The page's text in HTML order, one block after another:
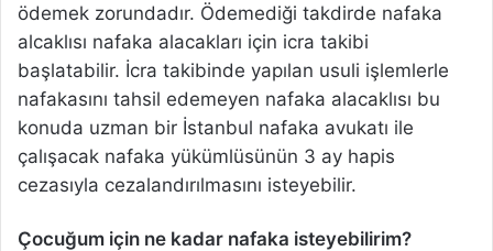
ödemek zorundadır. Ödemediği takdirde nafaka
alcaklısı nafaka alacakları için icra takibi
başlatabilir. İcra takibinde yapılan usuli işlemlerle
nafakasını tahsil edemeyen nafaka alacaklısı bu
konuda uzman bir İstanbul nafaka avukatı ile
çalışacak nafaka yükümlüsünün 3 ay hapis
cezasıyla cezalandırılmasını isteyebilir.
Çocuğum için ne kadar nafaka isteyebilirim?